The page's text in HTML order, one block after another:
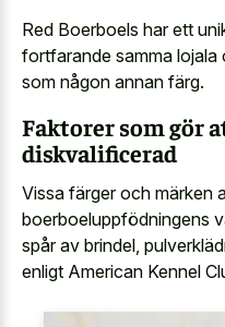
Red Boerboels har ett
fortfarande samma lojala
som någon annan färg.
Faktorer som gör
diskvalificerad
Vissa färger och märken
boerboeluppfödningens
spår av brindel,
enligt American Kennel